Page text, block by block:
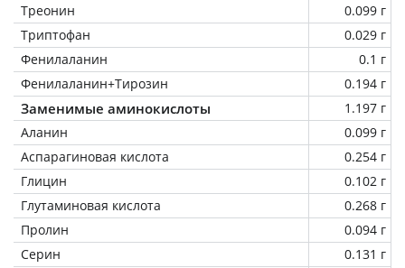
Треонин
0.099 г
Триптофан
0.029 г
Фенилаланин
0.1 г
Фенилаланин+Тирозин
0.194 г
Заменимые аминокислоты
1.197 г
Аланин
0.099 г
Аспарагиновая кислота
0.254 г
Глицин
0.102 г
Глутаминовая кислота
0.268 г
Пролин
0.094 г
Серин
0.131 г